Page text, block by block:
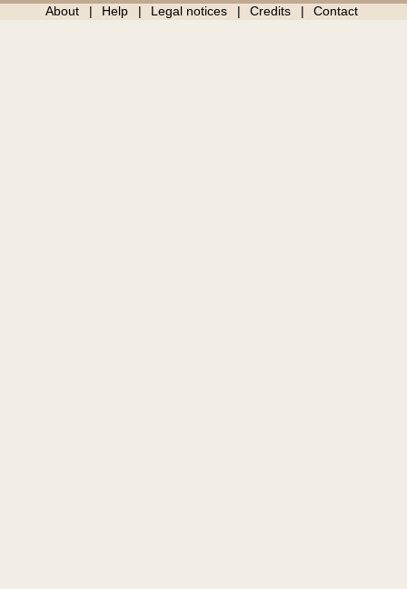
About Help Legal notices Credits Contact